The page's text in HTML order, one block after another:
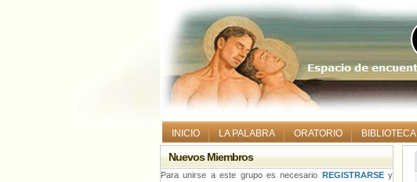
INICIO LA PALABRA ORATORIO BIBLIOTECA
Nuevos Miembros
Para unirse a este grupo es necesario REGISTRARSEy